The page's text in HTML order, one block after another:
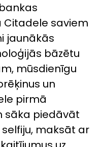
saviem
jaunākās
bāzētu
mūsdienīgu
un
pirmā
sāka piedāvāt
maksāt ar